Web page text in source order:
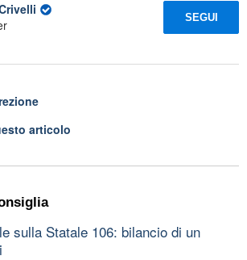
SEGUI
articolo
sulla Statale 106: bilancio di un